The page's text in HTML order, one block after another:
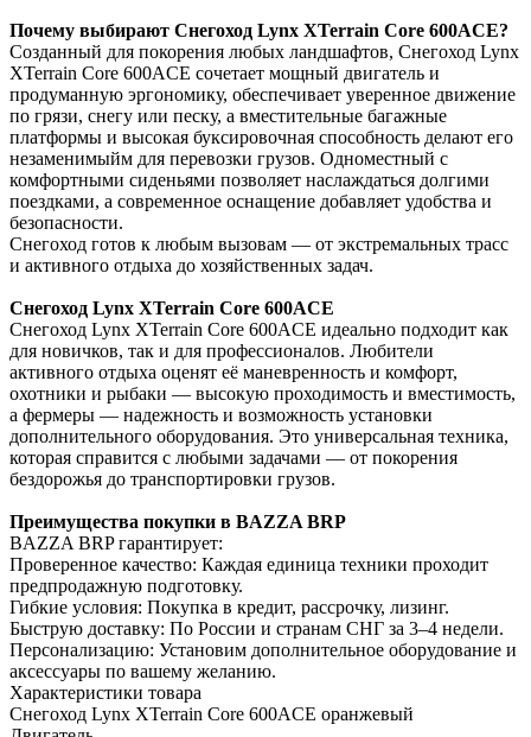
Почему выбирают Снегоход Lynx XTerrain Core 600ACE?
Созданный для покорения любых ландшафтов, Снегоход Lynx
XTerrain Core 600ACE сочетает мощный двигатель и
продуманную эргономику, обеспечивает уверенное движение
по грязи, снегу или песку, а вместительные багажные
платформы и высокая буксировочная способность делают его
незаменимыйм для перевозки грузов. Одноместный с
комфортными сиденьями позволяет наслаждаться долгими
поездками, а современное оснащение добавляет удобства и
безопасности.
Снегоход готов к любым вызовам — от экстремальных трасс
и активного отдыха до хозяйственных задач.
Снегоход Lynx XTerrain Core 600ACE
Снегоход Lynx XTerrain Core 600ACE идеально подходит как
для новичков, так и для профессионалов. Любители
активного отдыха оценят её маневренность и комфорт,
охотники и рыбаки — высокую проходимость и вместимость,
а фермеры — надежность и возможность установки
дополнительного оборудования. Это универсальная техника,
которая справится с любыми задачами — от покорения
бездорожья до транспортировки грузов.
Преимущества покупки в BAZZA BRP
BAZZA BRP гарантирует:
Проверенное качество: Каждая единица техники проходит
предпродажную подготовку.
Гибкие условия: Покупка в кредит, рассрочку, лизинг.
Быструю доставку: По России и странам СНГ за 3–4 недели.
Персонализацию: Установим дополнительное оборудование и
аксессуары по вашему желанию.
Характеристики товара
Снегоход Lynx XTerrain Core 600ACE оранжевый